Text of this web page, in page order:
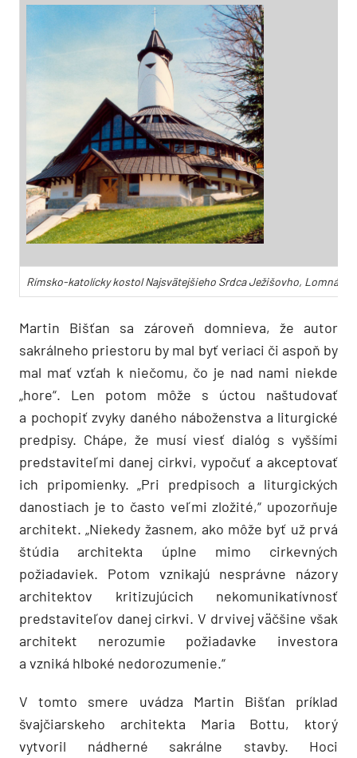
Rímsko-katolícky kostol Najsvätejšieho Srdca Ježišovho, Lomná.
Martin Bišťan sa zároveň domnieva, že autor
sakrálneho priestoru by mal byť veriaci či aspoň by
mal mať vzťah k niečomu, čo je nad nami niekde
„hore“. Len potom môže s úctou naštudovať
a pochopiť zvyky daného náboženstva a liturgické
predpisy. Chápe, že musí viesť dialóg s vyššími
predstaviteľmi danej cirkvi, vypočuť a akceptovať
ich pripomienky. „Pri predpisoch a liturgických
danostiach je to často veľmi zložité,“ upozorňuje
architekt. „Niekedy žasnem, ako môže byť už prvá
štúdia architekta úplne mimo cirkevných
požiadaviek. Potom vznikajú nesprávne názory
architektov kritizujúcich nekomunikatívnosť
predstaviteľov danej cirkvi. V drvivej väčšine však
architekt nerozumie požiadavke investora
a vzniká hlboké nedorozumenie.“
V tomto smere uvádza Martin Bišťan príklad
švajčiarskeho architekta Maria Bottu, ktorý
vytvoril nádherné sakrálne stavby. Hoci